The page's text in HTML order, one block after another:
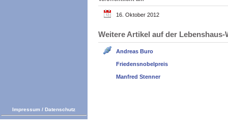
16. Oktober 2012
Weitere Artikel auf der
Andreas Buro
Friedensnobelpreis
Manfred Stenner
Impressum / Datenschutz